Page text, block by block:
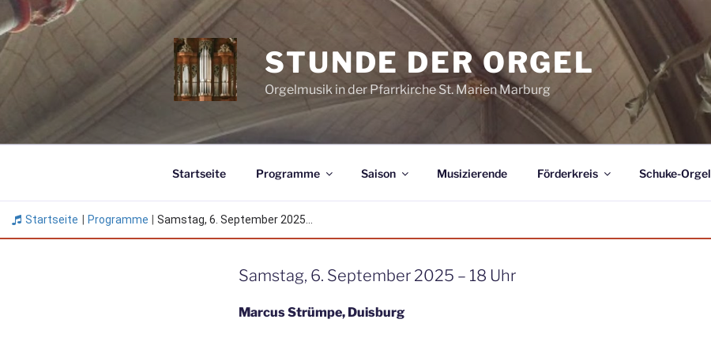
Zum
Inhalt
springen
STUNDE DER ORGEL
Orgelmusik in der Pfarrkirche St. Marien Marburg
Startseite Programme Saison Musizierende Förderkreis Schuke-Orgel
Startseite Programme Samstag, 6. September 2025...
Samstag, 6. September 2025 – 18 Uhr
Marcus Strümpe, Duisburg